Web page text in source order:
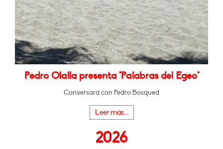
Pedro Olalla presenta "Palabras del Egeo"
Conversará con Pedro Bosqued
Leer más...
2026